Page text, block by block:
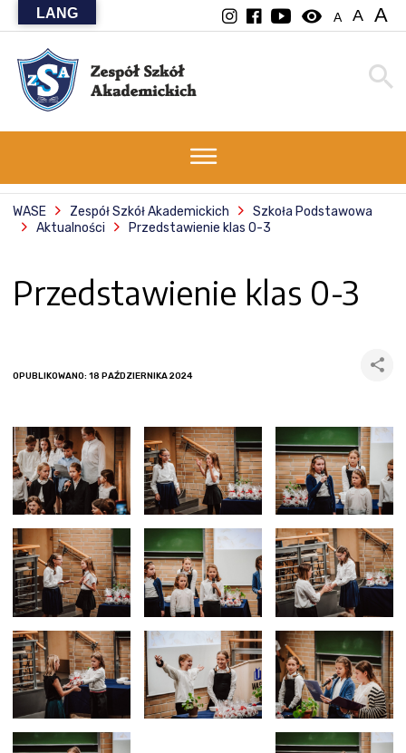
visibility A A A
WASE Zespół Szkół Akademickich
Szkoła Podstawowa
Aktualności
Przedstawienie klas 0-3
Przedstawienie klas 0-3
OPUBLIKOWANO: 18 PAŹDZIERNIKA 2024
LANG